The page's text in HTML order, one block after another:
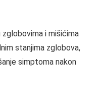
i mišićima
stanjima zglobova,
simptoma nakon